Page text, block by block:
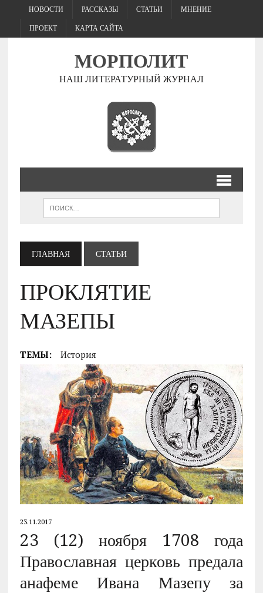
НОВОСТИ РАССКАЗЫ СТАТЬИ МНЕНИЕ
ПРОЕКТ КАРТА САЙТА
МОРПОЛИТ
НАШ ЛИТЕРАТУРНЫЙ ЖУРНАЛ
ГЛАВНАЯ СТАТЬИ
ПРОКЛЯТИЕ
МАЗЕПЫ
ТЕМЫ: История
23.11.2017
23 (12) ноября 1708 года
Православная церковь предала
анафеме Ивана Мазепу за